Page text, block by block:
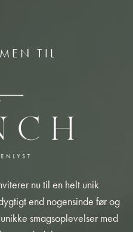
TIL
nu til en helt unik
end nogensinde før og
smagsoplevelser med